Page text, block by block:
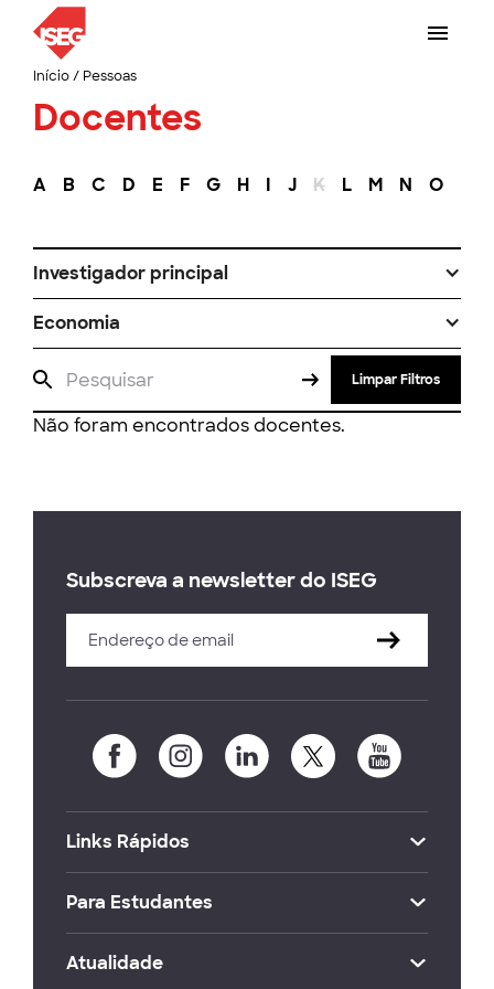
Início/ Pessoas
Docentes
A B C D E F G H I J K L M N O
Investigador principal
Economia
Limpar Filtros
Não foram encontrados docentes.
Subscreva a newsletter do ISEG
Links Rápidos
Para Estudantes
Atualidade